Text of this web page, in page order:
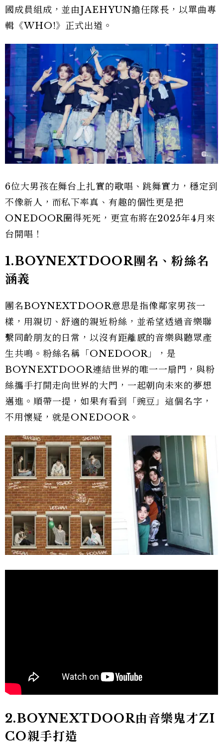
國成員組成，並由JAEHYUN擔任隊長，以單曲專
輯《WHO!》正式出道。
6位大男孩在舞台上扎實的歌唱、跳舞實力，穩定到
不像新人，而私下率真、有趣的個性更是把
ONEDOOR圈得死死，更宣布將在2025年4月來
台開唱！
1.BOYNEXTDOOR團名、粉絲名
涵義
團名BOYNEXTDOOR意思是指像鄰家男孩一
樣，用親切、舒適的親近粉絲，並希望透過音樂聯
繫同齡朋友的日常，以沒有距離感的音樂與聽眾產
生共鳴。粉絲名稱「ONEDOOR」，是
BOYNEXTDOOR連結世界的唯一一扇門，與粉
絲攜手打開走向世界的大門，一起朝向未來的夢想
邁進。順帶一提，如果有看到「豌豆」這個名字，
不用懷疑，就是ONEDOOR。
2.BOYNEXTDOOR由音樂鬼才ZI
CO親手打造